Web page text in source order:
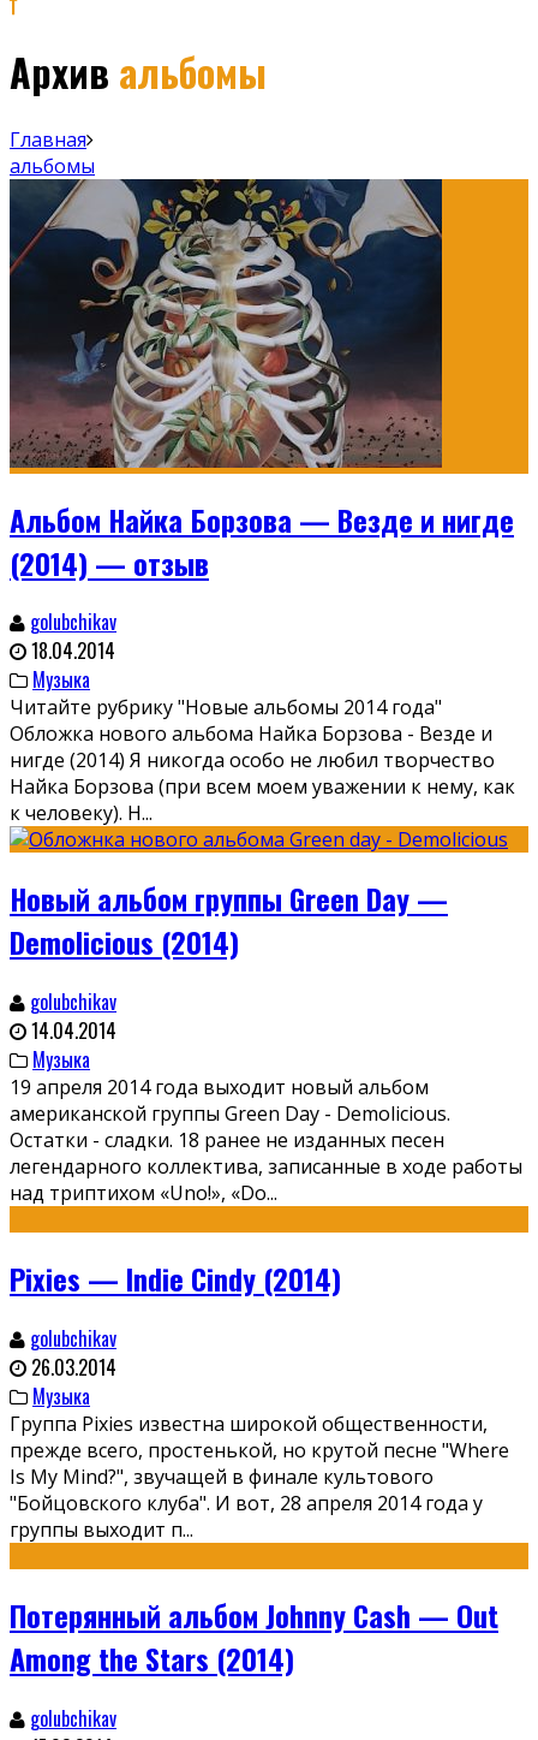
Архив альбомы
Главная
альбомы
Альбом Найка Борзова — Везде и нигде
(2014) — отзыв
golubchikav
18.04.2014
Музыка
Читайте рубрику "Новые альбомы 2014 года"
Обложка нового альбома Найка Борзова - Везде и
нигде (2014) Я никогда особо не любил творчество
Найка Борзова (при всем моем уважении к нему, как
к человеку). Н...
Новый альбом группы Green Day —
Demolicious (2014)
golubchikav
14.04.2014
Музыка
19 апреля 2014 года выходит новый альбом
американской группы Green Day - Demolicious.
Остатки - сладки. 18 ранее не изданных песен
легендарного коллектива, записанные в ходе работы
над триптихом «Uno!», «Do...
Pixies — Indie Cindy (2014)
golubchikav
26.03.2014
Музыка
Группа Pixies известна широкой общественности,
прежде всего, простенькой, но крутой песне "Where
Is My Mind?", звучащей в финале культового
"Бойцовского клуба". И вот, 28 апреля 2014 года у
группы выходит п...
Потерянный альбом Johnny Cash — Out
Among the Stars (2014)
golubchikav